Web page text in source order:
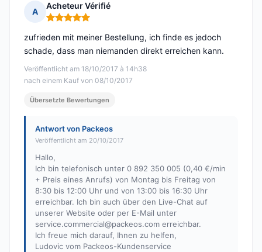
A
Acheteur Vérifié
Hinweis: 5 von 5
Veröffentlicht am 18/10/2017 à 14h38
nach einem Kauf von 08/10/2017
zufrieden mit meiner Bestellung, ich finde es jedoch
schade, dass man niemanden direkt erreichen kann.
Übersetzte Bewertungen
Antwort von Packeos
Veröffentlicht am 20/10/2017
Hallo,
Ich bin telefonisch unter 0 892 350 005 (0,40 €/min
+ Preis eines Anrufs) von Montag bis Freitag von
8:30 bis 12:00 Uhr und von 13:00 bis 16:30 Uhr
erreichbar. Ich bin auch über den Live-Chat auf
unserer Website oder per E-Mail unter
service.commercial@packeos.com erreichbar.
Ich freue mich darauf, Ihnen zu helfen,
Ludovic vom Packeos-Kundenservice